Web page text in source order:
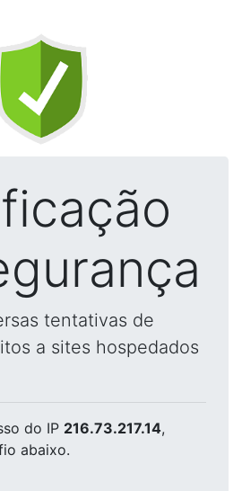
tentativas de
a sites hospedados
do IP 216.73.217.14,
abaixo.